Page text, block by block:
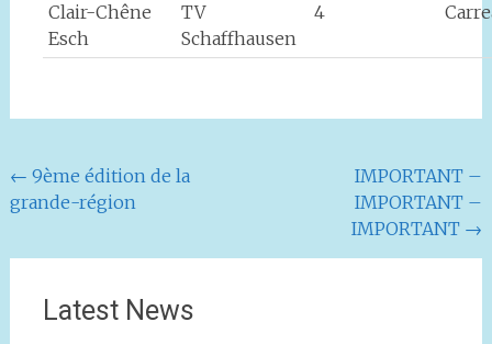
Clair-Chêne
Esch
TV
Schaffhausen
4
Navigation
de
l'article
← 9ème édition de la
grande-région
IMPORTANT –
IMPORTANT –
IMPORTANT →
Latest News